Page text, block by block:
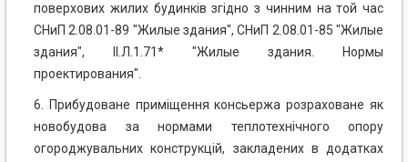
поверхових жилих будинків згідно з чинним на той час
СНиП 2.08.01-89 "Жилые здания", СНиП 2.08.01-85 "Жилые
здания", II.Л.1.71* "Жилые здания. Нормы
проектирования".
6. Прибудоване приміщення консьержа розраховане як
новобудова за нормами теплотехнічного опору
огороджувальних конструкцій, закладених в додатках